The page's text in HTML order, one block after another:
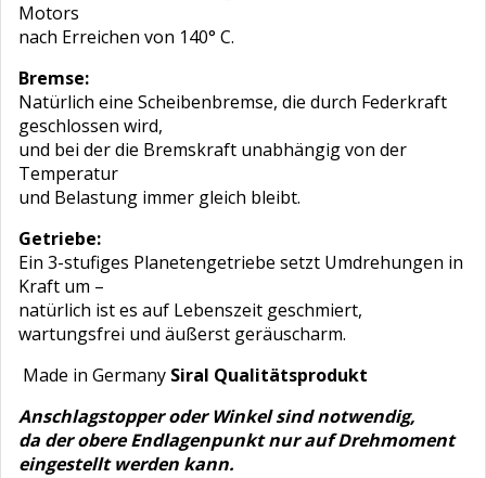
Motors
nach Erreichen von 140° C.
Bremse:
Natürlich eine Scheibenbremse, die durch Federkraft
geschlossen wird,
und bei der die Bremskraft unabhängig von der
Temperatur
und Belastung immer gleich bleibt.
Getriebe:
Ein 3-stufiges Planetengetriebe setzt Umdrehungen in
Kraft um –
natürlich ist es auf Lebenszeit geschmiert,
wartungsfrei und äußerst geräuscharm.
Made in Germany Siral Qualitätsprodukt
Anschlagstopper oder Winkel sind notwendig,
da der obere Endlagenpunkt nur auf Drehmoment
eingestellt werden kann.